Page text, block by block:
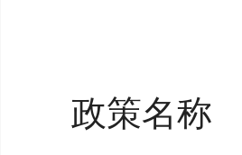
政策名称